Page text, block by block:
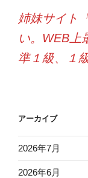
姉妹サイト「
い。WEB上
準１級、１
アーカイブ
2026年7月
2026年6月